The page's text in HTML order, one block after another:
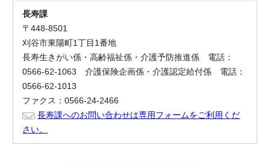
長寿課
〒448-8501
刈谷市東陽町1丁目1番地
長寿生きがい係・高齢福祉係・介護予防推進係 電話：
0566-62-1063 介護保険企画係・介護認定給付係 電話：
0566-62-1013
ファクス：0566-24-2466
長寿課へのお問い合わせは専用フォームをご利用くだ
さい。